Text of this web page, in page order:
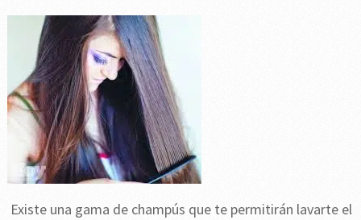
Existe una gama de champús que te permitirán lavarte el